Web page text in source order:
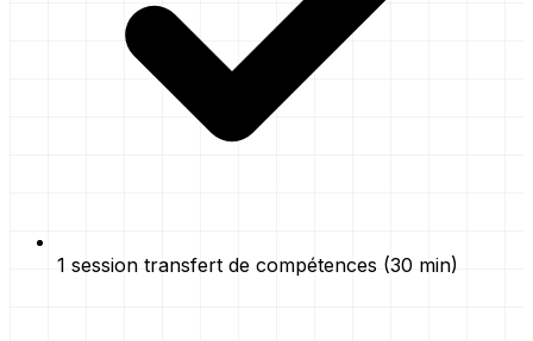
1 session transfert de compétences (30 min)